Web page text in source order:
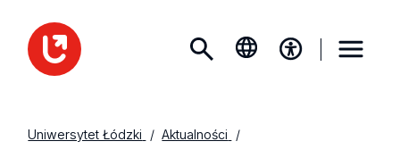
Uniwersytet Łódzki Aktualności